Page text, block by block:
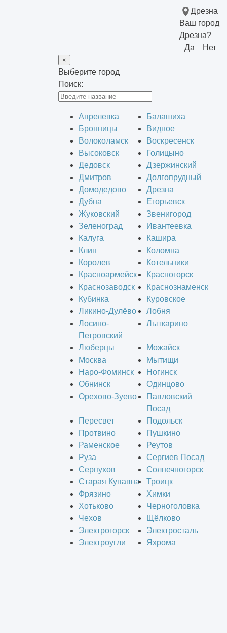
Дрезна
Ваш город
Дрезна?
Да
Нет
×
Выберите город
Поиск:
Апрелевка
Балашиха
Бронницы
Видное
Волоколамск
Воскресенск
Высоковск
Голицыно
Дедовск
Дзержинский
Дмитров
Долгопрудный
Домодедово
Дрезна
Дубна
Егорьевск
Жуковский
Звенигород
Зеленоград
Ивантеевка
Калуга
Кашира
Клин
Коломна
Королев
Котельники
Красноармейск
Красногорск
Краснозаводск
Краснознаменск
Кубинка
Куровское
Ликино-Дулёво
Лобня
Лосино-
Петровский
Лыткарино
Люберцы
Можайск
Москва
Мытищи
Наро-Фоминск
Ногинск
Обнинск
Одинцово
Орехово-Зуево
Павловский
Посад
Пересвет
Подольск
Протвино
Пушкино
Раменское
Реутов
Руза
Сергиев Посад
Серпухов
Солнечногорск
Старая Купавна
Троицк
Фрязино
Химки
Хотьково
Черноголовка
Чехов
Щёлково
Электрогорск
Электросталь
Электроугли
Яхрома